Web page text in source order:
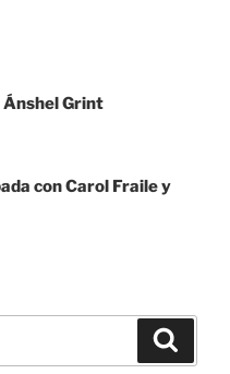
Ánshel Grint
con Carol Fraile y